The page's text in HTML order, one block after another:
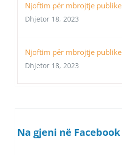
Njoftim për mbrojtje publike
Dhjetor 18, 2023
Njoftim për mbrojtje publike
Dhjetor 18, 2023
Na gjeni në Facebook